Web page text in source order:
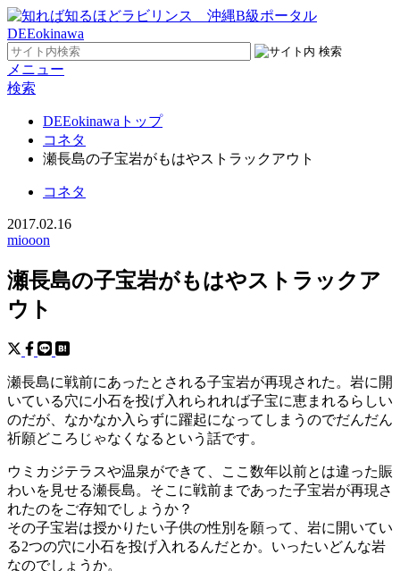
メニュー
検索
DEEokinawaトップ
コネタ
瀬長島の子宝岩がもはやストラックアウト
コネタ
2017.02.16
miooon
瀬長島の子宝岩がもはやストラックア
ウト
瀬長島に戦前にあったとされる子宝岩が再現された。岩に開
いている穴に小石を投げ入れられれば子宝に恵まれるらしい
のだが、なかなか入らずに躍起になってしまうのでだんだん
祈願どころじゃなくなるという話です。
ウミカジテラスや温泉ができて、ここ数年以前とは違った賑
わいを見せる瀬長島。そこに戦前まであった子宝岩が再現さ
れたのをご存知でしょうか？
その子宝岩は授かりたい子供の性別を願って、岩に開いてい
る2つの穴に小石を投げ入れるんだとか。いったいどんな岩
なのでしょうか。